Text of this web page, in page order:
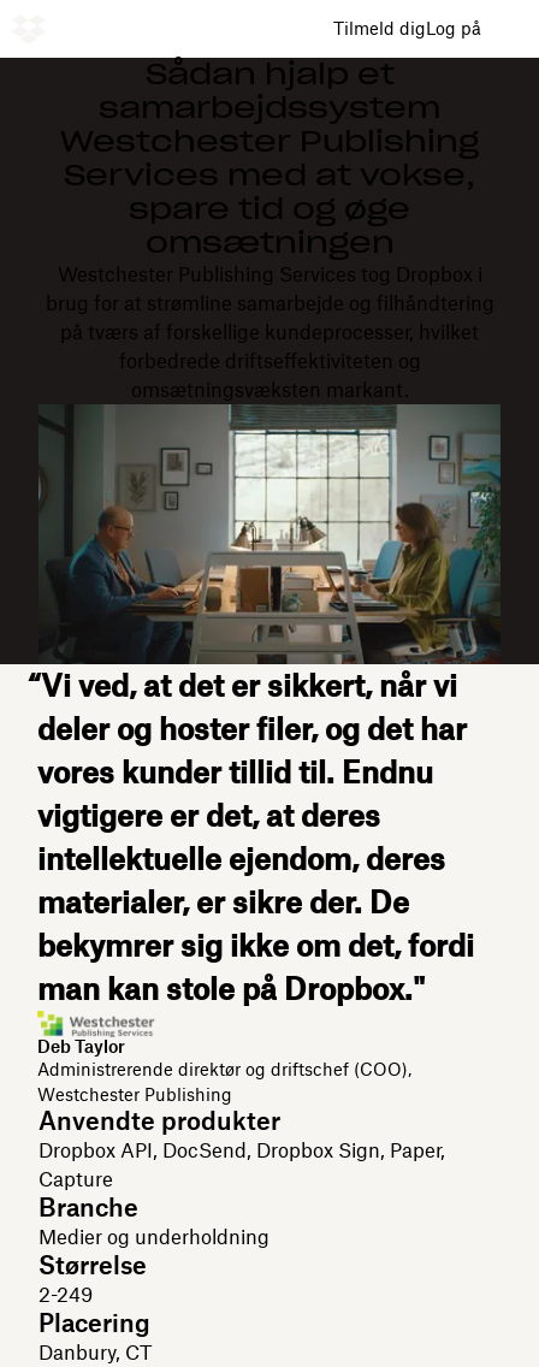
Tilmeld digLog på
Sådan hjalp et
samarbejdssystem
Westchester Publishing
Services med at vokse,
spare tid og øge
omsætningen
Westchester Publishing Services tog Dropbox i
brug for at strømline samarbejde og filhåndtering
på tværs af forskellige kundeprocesser, hvilket
forbedrede driftseffektiviteten og
omsætningsvæksten markant.
“Vi ved, at det er sikkert, når vi
deler og hoster filer, og det har
vores kunder tillid til. Endnu
vigtigere er det, at deres
intellektuelle ejendom, deres
materialer, er sikre der. De
bekymrer sig ikke om det, fordi
man kan stole på Dropbox."
Deb Taylor
Administrerende direktør og driftschef (COO),
Westchester Publishing
Anvendte produkter
Dropbox API, DocSend, Dropbox Sign, Paper,
Capture
Branche
Medier og underholdning
Størrelse
2-249
Placering
Danbury, CT